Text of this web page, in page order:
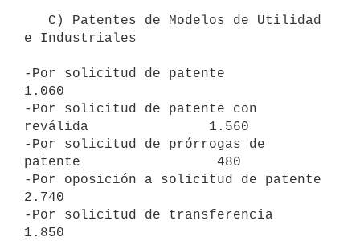
e Industriales
-Por solicitud de patente
1.060
-Por solicitud de patente con
reválida               1.560
-Por solicitud de prórrogas de
patente                 480
-Por oposición a solicitud de patente
2.740
-Por solicitud de transferencia
1.850